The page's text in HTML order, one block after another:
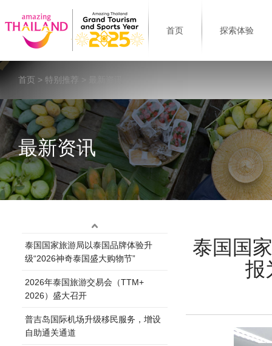
首页 探索体验
首页 > 特别推荐 > 最新资讯
最新资讯
泰国国家旅游局以泰国品牌体验升
级“2026神奇泰国盛大购物节”
2026年泰国旅游交易会（TTM+
2026）盛大召开
普吉岛国际机场升级移民服务，增设
自助通关通道
泰国国
报